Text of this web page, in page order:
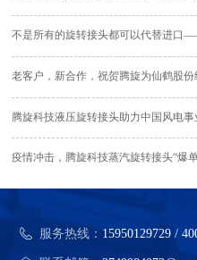
不是所有的旋转接头都可以代替进口
老客户，新合作，祝贺腾旋为仙鹤股
腾旋科技液压旋转接头助力中国风电事
疫情冲击，腾旋科技蒸汽旋转接头“爆
服务热线： 15950129729 /